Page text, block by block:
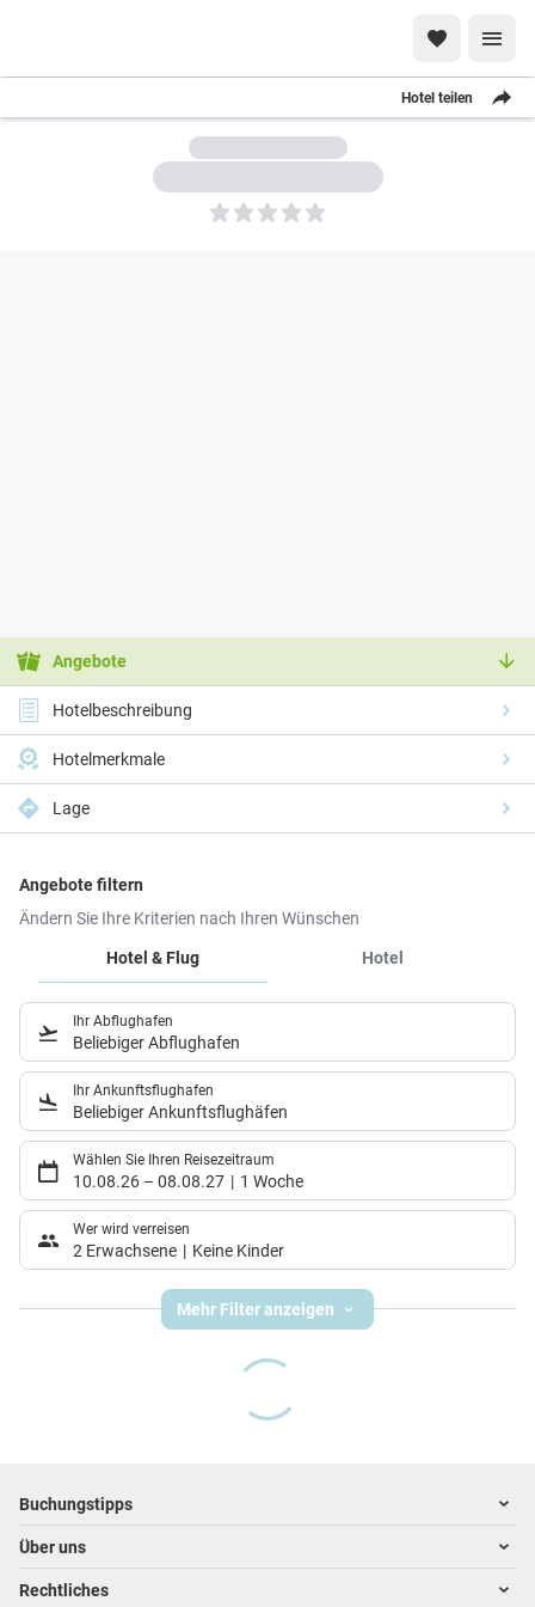
Hotel teilen
5
Angebote
Hotelbeschreibung
Hotelmerkmale
Lage
Angebote filtern
Ändern Sie Ihre Kriterien nach Ihren Wünschen
Hotel & Flug
Hotel
Ihr Abflughafen
Beliebiger Abflughafen
Ihr Ankunftsflughafen
Beliebiger Ankunftsflughäfen
Wählen Sie Ihren Reisezeitraum
10.08.26 – 08.08.27 1 Woche
Wer wird verreisen
2 Erwachsene Keine Kinder
Mehr Filter anzeigen
Footer navigation
Buchungstipps
Warum im Reisebüro buchen
Hoteltipps
Über uns
Kontakt
Rechtliches